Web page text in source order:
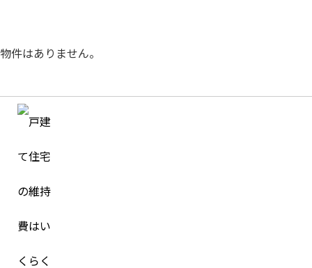
物件はありません。